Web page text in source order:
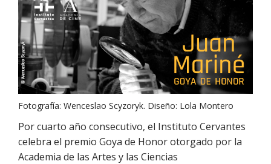
Fotografía: Wenceslao Scyzoryk. Diseño: Lola Montero
Por cuarto año consecutivo, el Instituto Cervantes
celebra el premio Goya de Honor otorgado por la
Academia de las Artes y las Ciencias